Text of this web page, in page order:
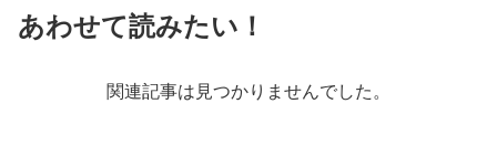
あわせて読みたい！
関連記事は見つかりませんでした。